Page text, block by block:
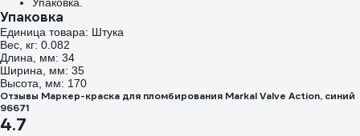
Упаковка
Единица товара: Штука
Вес, кг: 0.082
Длина, мм: 34
Ширина, мм: 35
Высота, мм: 170
Отзывы Маркер-краска для пломбирования Markal Valve Action, синий
96671
4.7